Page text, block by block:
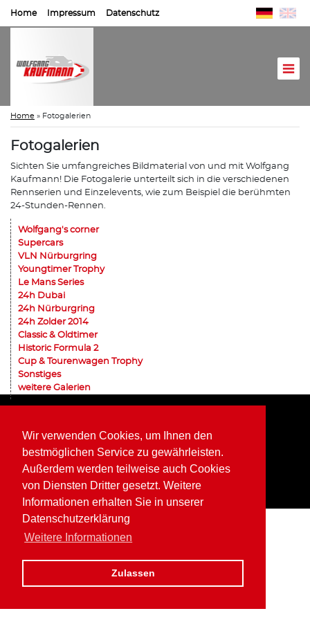
Wir verwenden Cookies, um Ihnen den
bestmöglichen Service zu gewährleisten.
Außerdem werden teilweise auch Cookies
von Diensten Dritter gesetzt. Weitere
Informationen erhalten Sie in unserer
Datenschutzerklärung
Weitere Informationen
Zulassen
Home Impressum Datenschutz
Home » Fotogalerien
Fotogalerien
Sichten Sie umfangreiches Bildmaterial von und mit Wolfgang
Kaufmann! Die Fotogalerie unterteilt sich in die verschiedenen
Rennserien und Einzelevents, wie zum Beispiel die berühmten
24-Stunden-Rennen.
Wolfgang's corner
Supercars
VLN Nürburgring
Youngtimer Trophy
Le Mans Series
24h Dubai
24h Nürburgring
24h Zolder 2014
Classic & Oldtimer
Historic Formula 2
Cup & Tourenwagen Trophy
Sonstiges
weitere Galerien